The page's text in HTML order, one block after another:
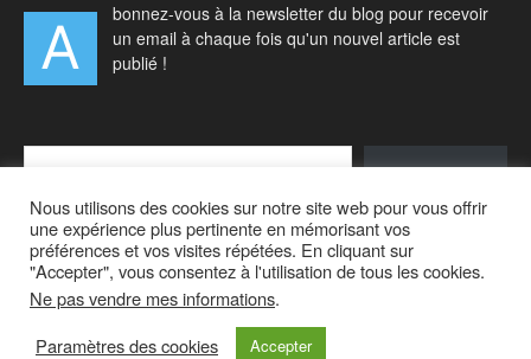
A
bonnez-vous à la newsletter du blog pour recevoir
un email à chaque fois qu'un nouvel article est
publié !
Type your email…
S'abonner
Accueil Actualités Vivre à Singapour
Voyager en Asie
A propos
Nous utilisons des cookies sur notre site web pour vous offrir
une expérience plus pertinente en mémorisant vos
préférences et vos visites répétées. En cliquant sur
"Accepter", vous consentez à l'utilisation de tous les cookies.
Ne pas vendre mes informations.
Paramètres des cookies
Accepter